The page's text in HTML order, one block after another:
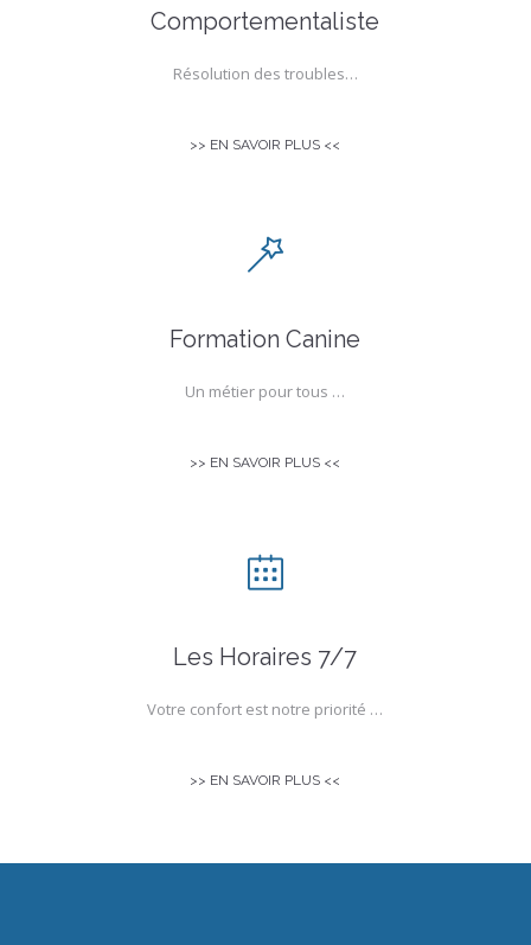
Comportementaliste
Résolution des troubles…
>> EN SAVOIR PLUS <<
Formation Canine
Un métier pour tous …
>> EN SAVOIR PLUS <<
Les Horaires 7/7
Votre confort est notre priorité …
>> EN SAVOIR PLUS <<